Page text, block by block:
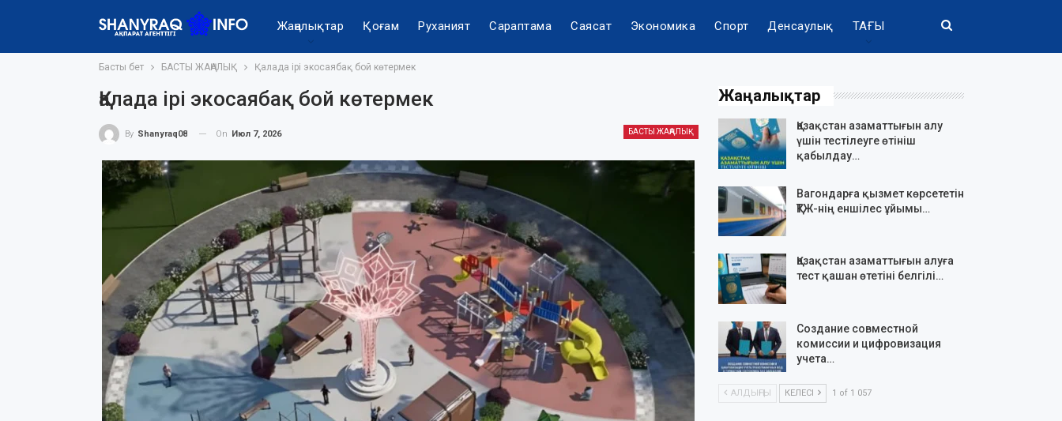
Жаңалықтар Қоғам Руханият Сараптама Саясат Экономика Спорт Денсаулық ТАҒЫ
Басты бет БАСТЫ ЖАҢАЛЫҚ Қалада ірі экосаябақ бой көтермек
Қалада ірі экосаябақ бой көтермек
БАСТЫ ЖАҢАЛЫҚ
By Shanyraq08 On Июл 7, 2026
Жаңалықтар
Қазақстан азаматтығын алу
үшін тестілеуге өтініш
қабылдау…
Вагондарға қызмет көрсететін
ҚТЖ-нің еншілес ұйымы…
Қазақстан азаматтығын алуға
тест қашан өтетіні белгілі…
Создание совместной
комиссии и цифровизация
учета…
АЛДЫҢҒЫ КЕЛЕСІ 1 of 1 057